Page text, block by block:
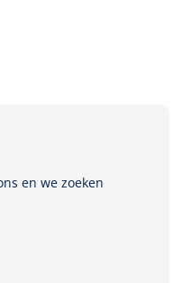
en we zoeken